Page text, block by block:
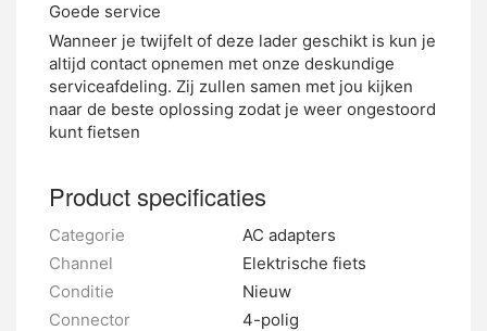
Goede service
Wanneer je twijfelt of deze lader geschikt is kun je
altijd contact opnemen met onze deskundige
serviceafdeling. Zij zullen samen met jou kijken
naar de beste oplossing zodat je weer ongestoord
kunt fietsen
Product specificaties
Categorie
AC adapters
Channel
Elektrische fiets
Conditie
Nieuw
Connector
4-polig